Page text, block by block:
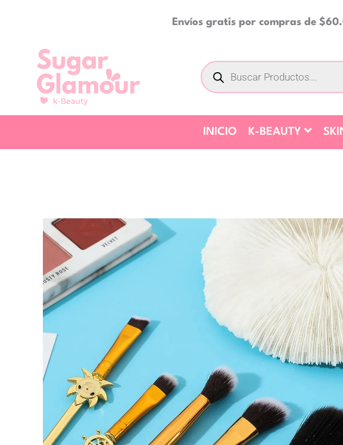
contenido
Envíos gratis por compras de
Búsqueda
de
productos
INICIO K-BEAUTY